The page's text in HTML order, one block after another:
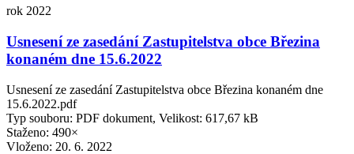
rok 2022
Usnesení ze zasedání Zastupitelstva obce Březina
konaném dne 15.6.2022
Usnesení ze zasedání Zastupitelstva obce Březina konaném dne
15.6.2022.pdf
Typ souboru: PDF dokument, Velikost: 617,67 kB
Staženo: 490×
Vloženo: 20. 6. 2022